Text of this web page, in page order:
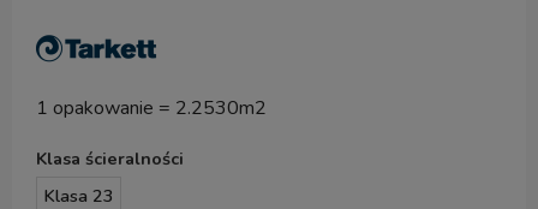
1 opakowanie = 2.2530m2
Klasa ścieralności
Klasa 23